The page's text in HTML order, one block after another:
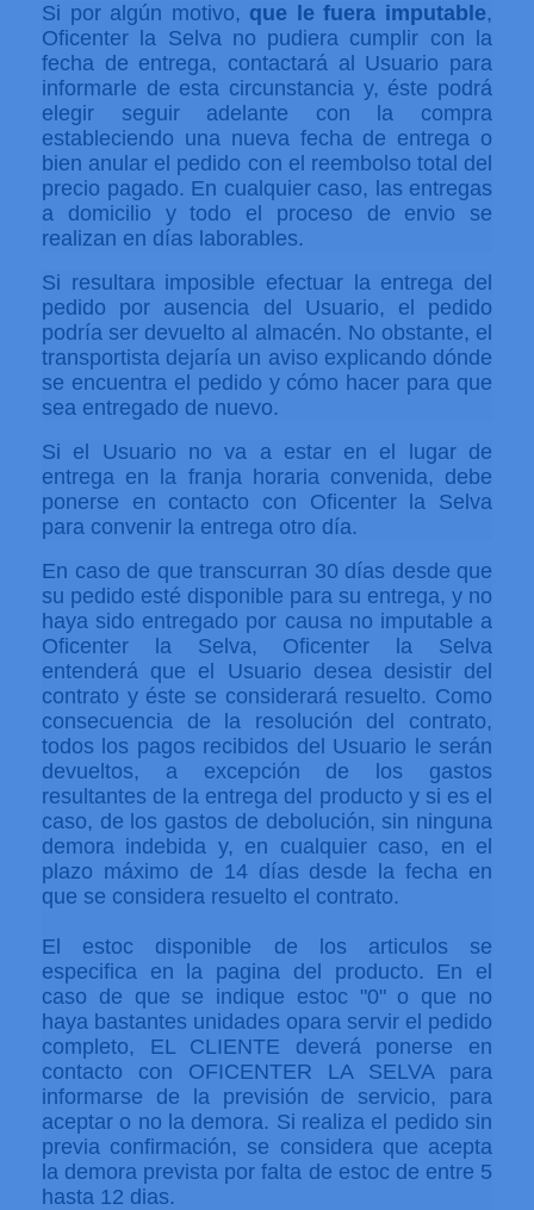
Si por algún motivo, que le fuera imputable,
Oficenter la Selva no pudiera cumplir con la
fecha de entrega, contactará al Usuario para
informarle de esta circunstancia y, éste podrá
elegir seguir adelante con la compra
estableciendo una nueva fecha de entrega o
bien anular el pedido con el reembolso total del
precio pagado. En cualquier caso, las entregas
a domicilio y todo el proceso de envio se
realizan en días laborables.
Si resultara imposible efectuar la entrega del
pedido por ausencia del Usuario, el pedido
podría ser devuelto al almacén. No obstante, el
transportista dejaría un aviso explicando dónde
se encuentra el pedido y cómo hacer para que
sea entregado de nuevo.
Si el Usuario no va a estar en el lugar de
entrega en la franja horaria convenida, debe
ponerse en contacto con Oficenter la Selva
para convenir la entrega otro día.
En caso de que transcurran 30 días desde que
su pedido esté disponible para su entrega, y no
haya sido entregado por causa no imputable a
Oficenter la Selva, Oficenter la Selva
entenderá que el Usuario desea desistir del
contrato y éste se considerará resuelto. Como
consecuencia de la resolución del contrato,
todos los pagos recibidos del Usuario le serán
devueltos, a excepción de los gastos
resultantes de la entrega del producto y si es el
caso, de los gastos de debolución, sin ninguna
demora indebida y, en cualquier caso, en el
plazo máximo de 14 días desde la fecha en
que se considera resuelto el contrato.
El estoc disponible de los articulos se
especifica en la pagina del producto. En el
caso de que se indique estoc "0" o que no
haya bastantes unidades opara servir el pedido
completo, EL CLIENTE deverá ponerse en
contacto con OFICENTER LA SELVA para
informarse de la previsión de servicio, para
aceptar o no la demora. Si realiza el pedido sin
previa confirmación, se considera que acepta
la demora prevista por falta de estoc de entre 5
hasta 12 dias.